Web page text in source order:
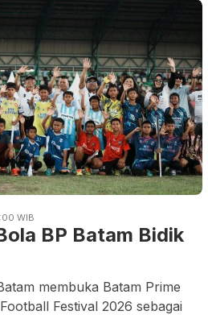
WIB
BP Batam Bidik
membuka Batam Prime
Festival 2026 sebagai